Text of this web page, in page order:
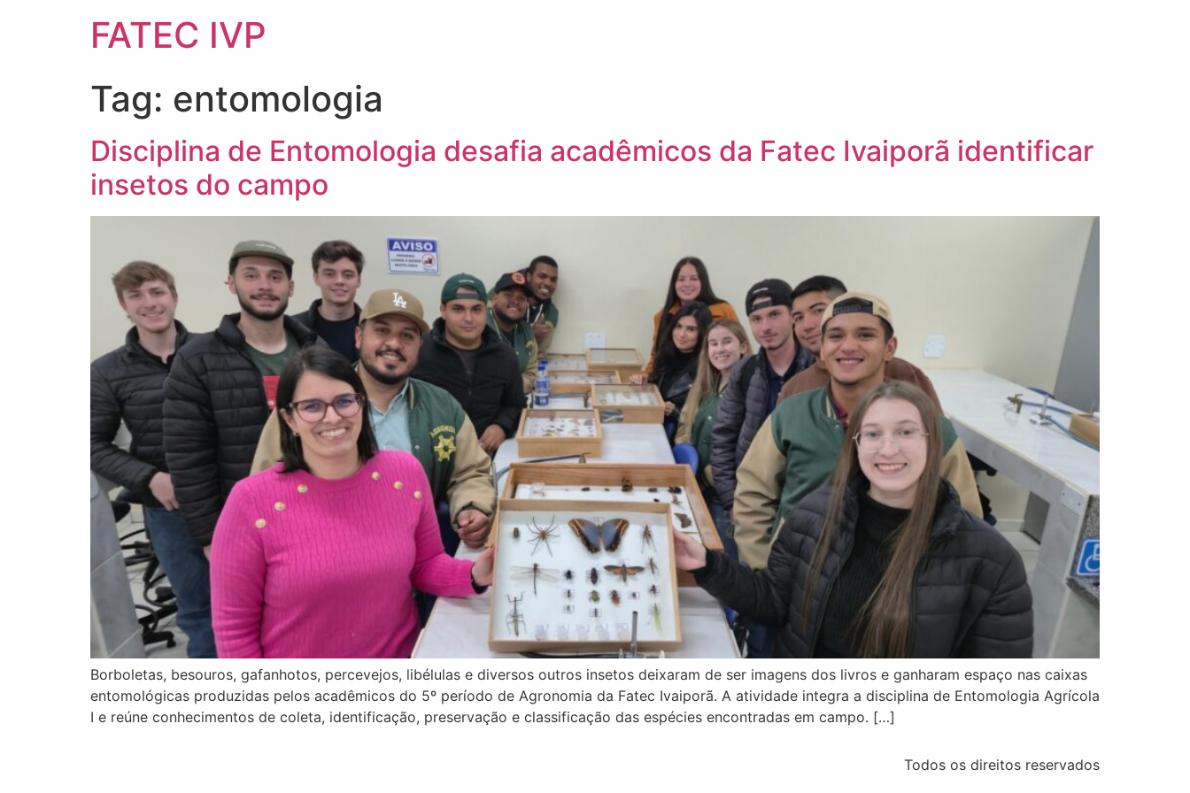
FATEC IVP
Tag: entomologia
Disciplina de Entomologia desafia acadêmicos da Fatec Ivaiporã identificar
insetos do campo
Borboletas, besouros, gafanhotos, percevejos, libélulas e diversos outros insetos deixaram de ser imagens dos livros e ganharam espaço nas caixas
entomológicas produzidas pelos acadêmicos do 5º período de Agronomia da Fatec Ivaiporã. A atividade integra a disciplina de Entomologia Agrícola
I e reúne conhecimentos de coleta, identificação, preservação e classificação das espécies encontradas em campo. […]
Todos os direitos reservados